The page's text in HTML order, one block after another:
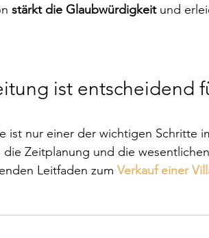
stärkt die Glaubwürdigkeit und
ist entscheidend
ist nur einer der wichtigen Schritte
Zeitplanung und die
Leitfaden zum Verkauf einer